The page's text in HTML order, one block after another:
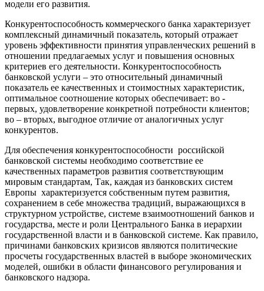
модели его развития.
Конкурентоспособность коммерческого банка характеризует
комплексный динамичный показатель, который отражает
уровень эффективности принятия управленческих решений в
отношении предлагаемых услуг и повышения основных
критериев его деятельности. Конкурентоспособность
банковской услуги – это относительный динамичный
показатель ее качественных и стоимостных характеристик,
оптимальное соотношение которых обеспечивает: во -
первых, удовлетворение конкретной потребности клиентов;
во – вторых, выгодное отличие от аналогичных услуг
конкурентов.
Для обеспечения конкурентоспособности российской
банковской системы необходимо соответствие ее
качественных параметров развития соответствующим
мировым стандартам, Так, каждая из банковских систем
Европы характеризуется собственным путем развития,
сохранением в себе множества традиций, выражающихся в
структурном устройстве, системе взаимоотношений банков и
государства, месте и роли Центрального Банка в иерархии
государственной власти и в банковской системе. Как правило,
причинами банковских кризисов являются политические
просчеты государственных властей в выборе экономических
моделей, ошибки в области финансового регулирования и
банковского надзора.